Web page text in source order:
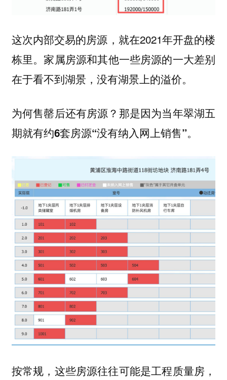
这次内部交易的房源，就在2021年开盘的楼
栋里。 家属房源和其他一些房源的一大差别
在于看不到湖景，没有湖景上的溢价。
为何售罄后还有房源？那是因为当年翠湖五
期就有约6套房源“没有纳入网上销售”。
按常规，这些房源往往可能是工程质量房，